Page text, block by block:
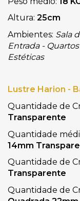
Altura: 25cm
Ambientes: Sala
Entrada -
Estéticas
Lustre Harion -
Quantidade de
Transparente
Quantidade
14mm
Quantidade de
Transparente
Quantidade de